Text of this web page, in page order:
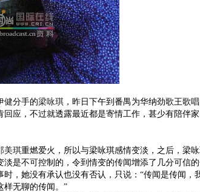
健分手的梁咏琪 ，昨日下午到番禺为华纳劲歌王歌
应，不过就透露最近都是寄情工作，甚少有陪伴家
美琪重燃爱火，所以与梁咏琪感情变淡，之后，梁
是不可控制的，令到情变的传闻增添了几分可信
，她没有承认也没有否认，只说：“传闻是传闻，
样无聊的传闻。”